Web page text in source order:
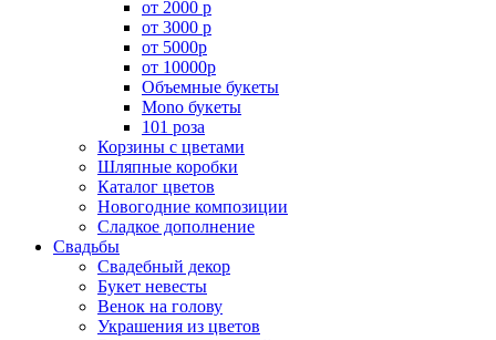
от 2000 р
от 3000 р
от 5000р
от 10000р
Объемные букеты
Mono букеты
101 роза
Корзины с цветами
Шляпные коробки
Каталог цветов
Новогодние композиции
Сладкое дополнение
Свадьбы
Свадебный декор
Букет невесты
Венок на голову
Украшения из цветов